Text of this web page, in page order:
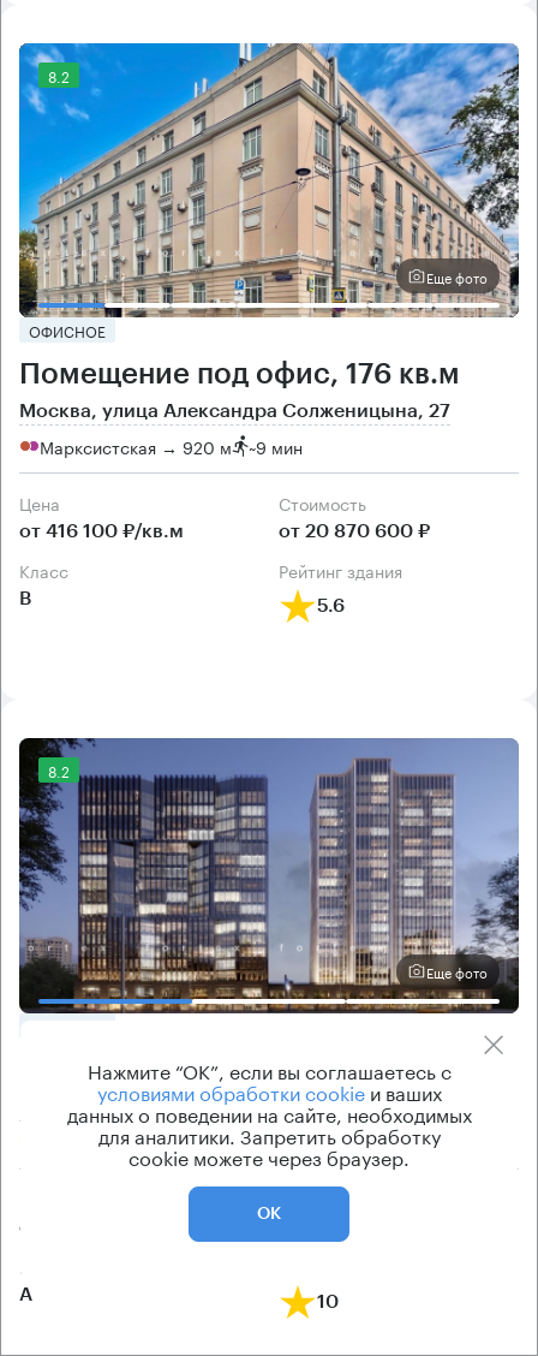
8.2
Еще фото
ОФИСНОЕ
Помещение под офис, 176 кв.м
Москва, улица Александра Солженицына, 27
Марксистская → 920 м ~9 мин
Цена
от 416 100 ₽/кв.м
Cтоимость
от 20 870 600 ₽
класс
B
рейтинг здания
5.6
8.2
Еще фото
Помещение под офис, 1631 кв.м
Москва, Золоторожский Вал, 11а С2
Римская → 220 м ~2 мин
от 252 200 ₽/кв.м
Cтоимость
А 10
Нажмите “ОК”, если вы соглашаетесь с
условиями обработки cookieи ваших
данных о поведении на сайте, необходимых
для аналитики. Запретить обработку
cookie можете через браузер.
ОК